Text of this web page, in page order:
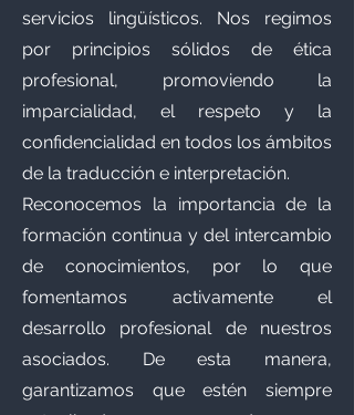
servicios lingüísticos. Nos regimos
por principios sólidos de ética
profesional, promoviendo la
imparcialidad, el respeto y la
confidencialidad en todos los ámbitos
de la traducción e interpretación.
Reconocemos la importancia de la
formación continua y del intercambio
de conocimientos, por lo que
fomentamos activamente el
desarrollo profesional de nuestros
asociados. De esta manera,
garantizamos que estén siempre